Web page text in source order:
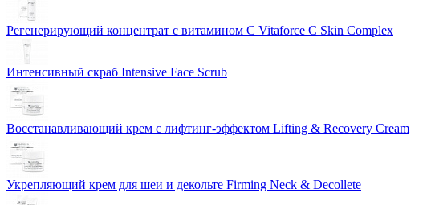
Регенерирующий концентрат с витамином С Vitaforce C Skin Complex
Интенсивный скраб Intensive Face Scrub
Восстанавливающий крем с лифтинг-эффектом Lifting & Recovery Cream
Укрепляющий крем для шеи и декольте Firming Neck & Decollete